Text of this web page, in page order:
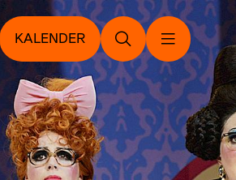
KALENDER